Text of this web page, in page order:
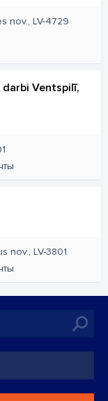
nov., LV-4729
Ventspilī,
nov., LV-3801